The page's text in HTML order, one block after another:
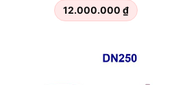
12.000.000 ₫